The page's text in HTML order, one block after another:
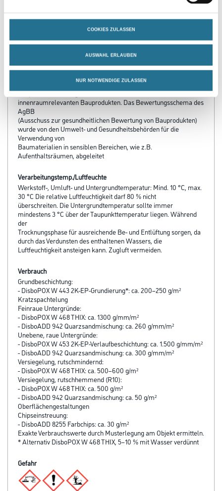
COOKIES ZULASSEN
AUSWAHL ERLAUBEN
NUR NOTWENDIGE ZULASSEN
PRODUKTEIGENSCHAFTEN
Produkteigenschaft
- Wasserdampfdiffusionsfähig
- Emissionsminimiert
- Geprüft nach den AgBB-Prüfkriterien für VOC-Emissionen aus
innenraumrelevanten Bauprodukten. Das Bewertungsschema des
AgBB
(Ausschuss zur gesundheitlichen Bewertung von Bauprodukten)
wurde von den Umwelt- und Gesundheitsbehörden für die
Verwendung von
Baumaterialien in sensiblen Bereichen, wie z.B.
Aufenthaltsräumen, abgeleitet
Verarbeitungstemp./Luftfeuchte
Werkstoff-, Umluft- und Untergrundtemperatur: Mind. 10 °C, max.
30 °C Die relative Luftfeuchtigkeit darf 80 % nicht
überschreiten. Die Untergrundtemperatur sollte immer
mindestens 3 °C über der Taupunkttemperatur liegen. Während
der
Trocknungsphase für ausreichende Be- und Entlüftung sorgen, da
durch das Verdunsten des enthaltenen Wassers, die
Luftfeuchtigkeit ansteigen kann. Zugluft vermeiden.
Verbrauch
Grundbeschichtung:
- DisboPOX W 443 2K-EP-Grundierung*: ca. 200–250 g/m²
Kratzspachtelung
Feinraue Untergründe:
- DisboPOX W 468 THIX: ca. 1300 g/mm/m²
- DisboADD 942 Quarzsandmischung: ca. 260 g/mm/m²
Unebene, raue Untergründe:
- DisboPOX W 453 2K-EP-Verlaufbeschichtung: ca. 1.500 g/mm/m²
- DisboADD 942 Quarzsandmischung: ca. 300 g/mm/m²
Versiegelung, rutschmindernd:
- DisboPOX W 468 THIX: ca. 500–600 g/m²
Versiegelung, rutschhemmend (R10):
- DisboPOX W 468 THIX: ca. 500 g/m²
- DisboADD 942 Quarzsandmischung: ca. 50 g/m²
Oberflächengestaltungen
Chipseinstreuung:
- DisboADD 8255 Farbchips: ca. 30 g/m²
Exakte Verbrauchswerte durch Musterle­gung am Objekt ermitteln.
* Alternativ DisboPOX W 468 THIX, 5–10 % mit Wasser verdünnt
Gefahr